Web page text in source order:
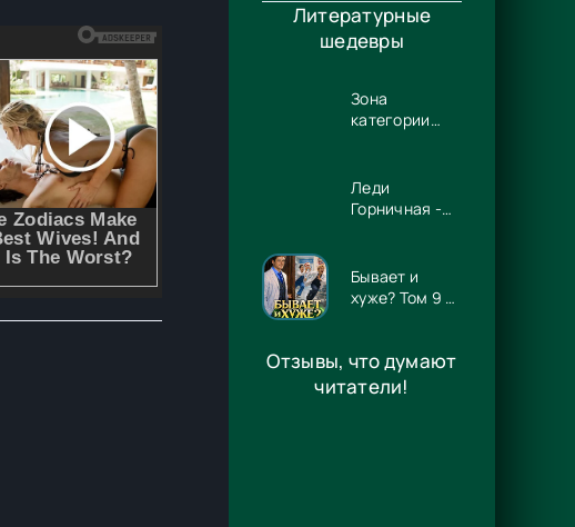
Литературные
шедевры
Зона
категории
Штиль
Леди
Горничная -
Бывает и
хуже? Том 9 -
Отзывы, что думают
читатели!